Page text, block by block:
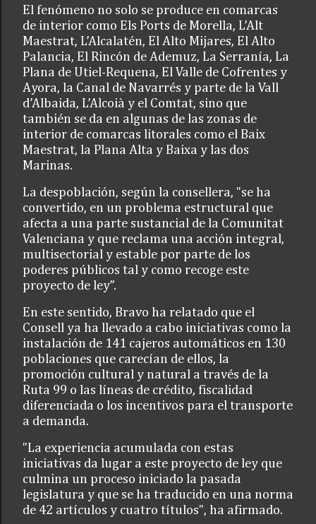
El fenómeno no solo se produce en comarcas
de interior como Els Ports de Morella, L’Alt
Maestrat, L’Alcalatén, El Alto Mijares, El Alto
Palancia, El Rincón de Ademuz, La Serranía, La
Plana de Utiel-Requena, El Valle de Cofrentes y
Ayora, la Canal de Navarrés y parte de la Vall
d’Albaida, L’Alcoià y el Comtat, sino que
también se da en algunas de las zonas de
interior de comarcas litorales como el Baix
Maestrat, la Plana Alta y Baixa y las dos
Marinas.
La despoblación, según la consellera, "se ha
convertido, en un problema estructural que
afecta a una parte sustancial de la Comunitat
Valenciana y que reclama una acción integral,
multisectorial y estable por parte de los
poderes públicos tal y como recoge este
proyecto de ley”.
En este sentido, Bravo ha relatado que el
Consell ya ha llevado a cabo iniciativas como la
instalación de 141 cajeros automáticos en 130
poblaciones que carecían de ellos, la
promoción cultural y natural a través de la
Ruta 99 o las líneas de crédito, fiscalidad
diferenciada o los incentivos para el transporte
a demanda.
"La experiencia acumulada con estas
iniciativas da lugar a este proyecto de ley que
culmina un proceso iniciado la pasada
legislatura y que se ha traducido en una norma
de 42 artículos y cuatro títulos", ha afirmado.